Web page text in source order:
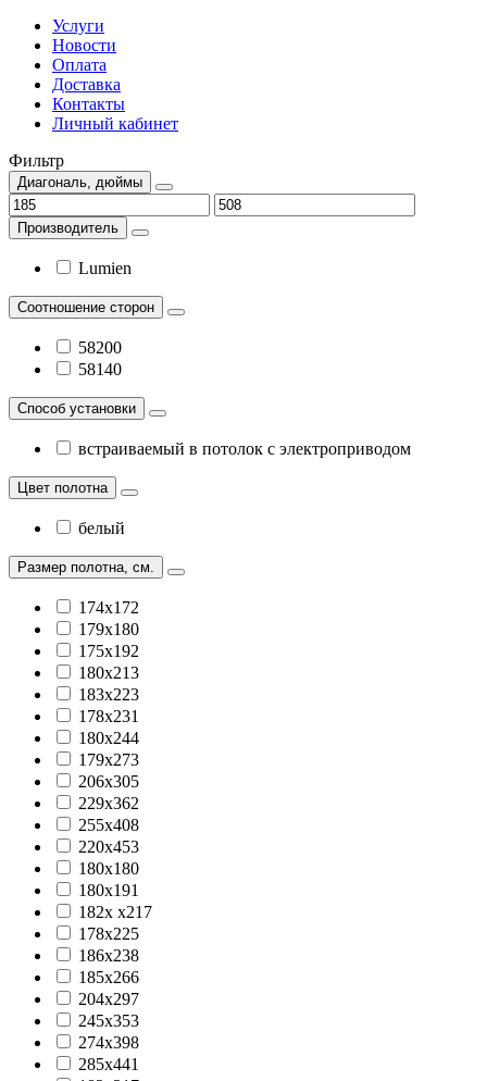
Услуги
Новости
Оплата
Доставка
Контакты
Личный кабинет
Фильтр
Диагональ, дюймы
Производитель
Lumien
Соотношение сторон
58200
58140
Способ установки
встраиваемый в потолок с электроприводом
Цвет полотна
белый
Размер полотна, см.
174х172
179х180
175х192
180х213
183х223
178х231
180х244
179х273
206х305
229х362
255х408
220х453
180х180
180х191
182х х217
178х225
186х238
185х266
204х297
245х353
274х398
285х441